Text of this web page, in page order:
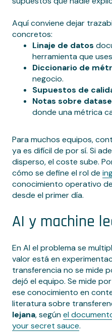
Aquí conviene dejar
concretos:
Linaje de datos
herramienta que
Diccionario de
negocio.
Supuestos de
Notas sobre
donde una métrica
Para muchos equipos,
ya es difícil de por sí. Si
disperso, el coste sube.
cómo se define el rol de
conocimiento operativo
desde el primer día.
AI y machine
En AI el problema se
valor está en
transferencia no se mide
dejó el equipo. Se mide
ese conocimiento en
literatura sobre
lejana, segúnel
your secret sauce.